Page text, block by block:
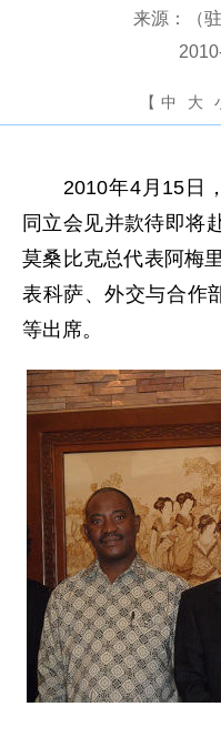
来源：（
【 中 大
2010年4月15日，
同立会见并款待即将
莫桑比克总代表阿梅
表科萨、外交与合作
等出席。